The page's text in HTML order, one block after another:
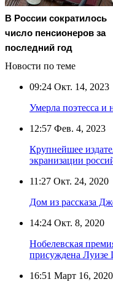
В России сократилось
число пенсионеров за
последний год
Новости по теме
09:24 Окт. 14, 2023
Умерла поэтесса и
12:57 Фев. 4, 2023
Крупнейшее
экранизации
11:27 Окт. 24, 2020
Дом из рассказа
14:24 Окт. 8, 2020
Нобелевская
присуждена Луизе
16:51 Март 16, 2020